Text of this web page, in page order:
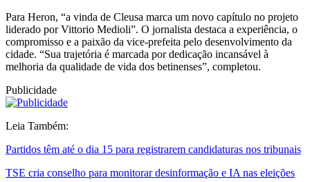
Para Heron, “a vinda de Cleusa marca um novo capítulo no projeto
liderado por Vittorio Medioli”. O jornalista destaca a experiência, o
compromisso e a paixão da vice-prefeita pelo desenvolvimento da
cidade. “Sua trajetória é marcada por dedicação incansável à
melhoria da qualidade de vida dos betinenses”, completou.
Publicidade
Leia Também:
Partidos têm até o dia 15 para registrarem candidaturas nos tribunais
TSE cria conselho para monitorar desinformação e IA nas eleições